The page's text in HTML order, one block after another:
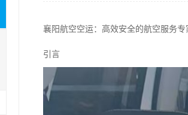
襄阳航空空运：高效安全的航空服务专
引言